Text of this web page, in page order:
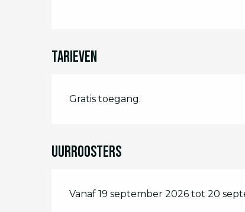
Tarieven
Gratis toegang.
Uurroosters
Vanaf 19 september 2026 tot 20